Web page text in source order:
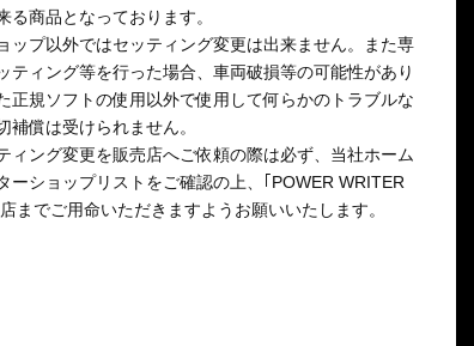
る商品となっております。
ップ以外ではセッティング変更は出来ません。また専
ティング等を行った場合、車両破損等の可能性があり
正規ソフトの使用以外で使用して何らかのトラブルな
補償は受けられません。
ィング変更を販売店へご依頼の際は必ず、当社ホーム
ーショップリストをご確認の上、｢POWER WRITER
までご用命いただきますようお願いいたします。